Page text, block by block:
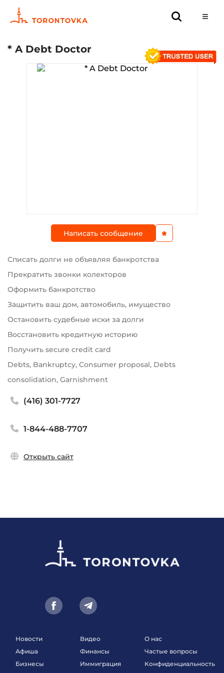
* A Debt Doctor
Написать сообщение
Списать долги не объявляя банкротства
Прекратить звонки колекторов
Оформить банкротство
Защитить ваш дом, автомобиль, имущество
Остановить судебные иски за долги
Восстановить кредитную историю
Получить secure credit card
Debts, Bankruptcy, Consumer proposal, Debts
consolidation, Garnishment
(416) 301-7727
1-844-488-7707
Открыть сайт
Новости
Афиша
Бизнесы
Видео
Финансы
Иммиграция
О нас
Частые вопросы
Конфиденциальность